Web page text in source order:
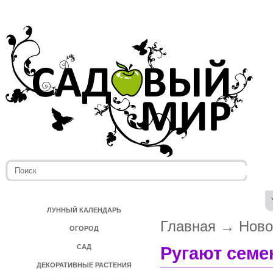
ЛУННЫЙ КАЛЕНДАРЬ
ОГОРОД
САД
ДЕКОРАТИВНЫЕ РАСТЕНИЯ
Главная →
Ругают